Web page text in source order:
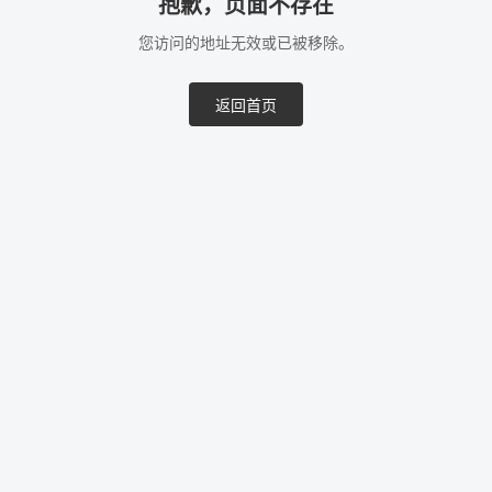
抱歉，页面不存在
您访问的地址无效或已被移除。
返回首页